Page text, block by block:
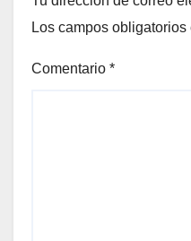
Los campos
Comentario *